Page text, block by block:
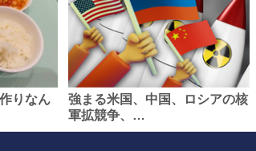
りなん
強まる米国、中国、ロシアの核
軍拡競争、…